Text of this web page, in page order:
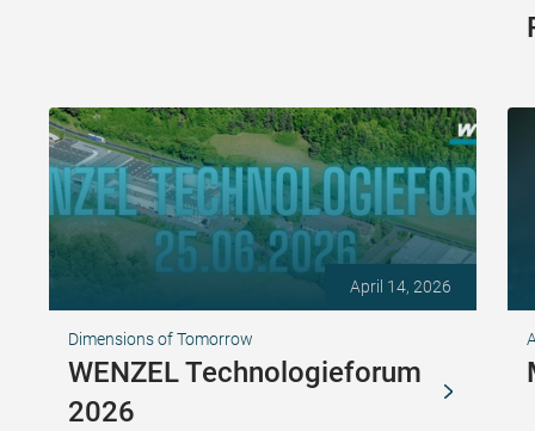
April 14, 2026
Dimensions of Tomorrow
WENZEL Technologieforum
2026